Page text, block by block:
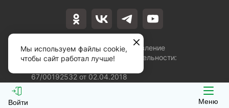
Войти Меню
Лицензия на осуществление
образовательной деятельности:
67/00192532 от 02.04.2018
Мы используем файлы cookie,
чтобы сайт работал лучше!